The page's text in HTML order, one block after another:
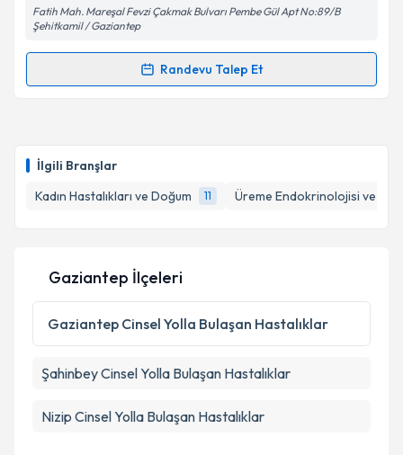
İlgili Branşlar
Kadın Hastalıkları ve Doğum
11 Üreme Endokrinolojisi ve
Metni'ni okudum ve kişisel verilerimin belirtilen
kapsamda işlenmesini kabul ediyorum.
Takvim Talebini Gönder
Fatih Mah. Mareşal Fevzi Çakmak Bulvarı Pembe Gül Apt No:89/B
Şehitkamil / Gaziantep
Randevu Talep Et
Randevu Takvimi Talebi
takvim hazırlandığında e-posta ile bilgilendireceğiz.
Kişisel verilerimin işlenmesine ilişkinAydınlatma
Metni
'ni okudum ve kişisel verilerimin belirtilen
kapsamda işlenmesini kabul ediyorum.
Gaziantep İlçeleri
Gaziantep Cinsel Yolla Bulaşan Hastalıklar
ŞahinbeyCinsel Yolla Bulaşan Hastalıklar
Nizip Cinsel Yolla Bulaşan Hastalıklar